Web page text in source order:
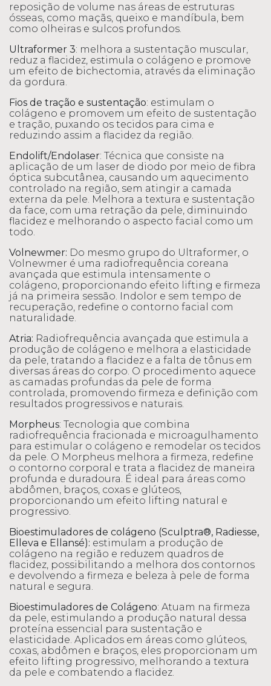
reposição de volume nas áreas de estruturas
ósseas, como maçãs, queixo e mandíbula, bem
como olheiras e sulcos profundos.
Ultraformer 3: melhora a sustentação muscular,
reduz a flacidez, estimula o colágeno e promove
um efeito de bichectomia, através da eliminação
da gordura.
Fios de tração e sustentação: estimulam o
colágeno e promovem um efeito de sustentação
e tração, puxando os tecidos para cima e
reduzindo assim a flacidez da região.
Endolift/Endolaser: Técnica que consiste na
aplicação de um laser de diodo por meio de fibra
óptica subcutânea, causando um aquecimento
controlado na região, sem atingir a camada
externa da pele. Melhora a textura e sustentação
da face, com uma retração da pele, diminuindo
flacidez e melhorando o aspecto facial como um
todo.
Volnewmer: Do mesmo grupo do Ultraformer, o
Volnewmer é uma radiofrequência coreana
avançada que estimula intensamente o
colágeno, proporcionando efeito lifting e firmeza
já na primeira sessão. Indolor e sem tempo de
recuperação, redefine o contorno facial com
naturalidade.
Atria: Radiofrequência avançada que estimula a
produção de colágeno e melhora a elasticidade
da pele, tratando a flacidez e a falta de tônus em
diversas áreas do corpo. O procedimento aquece
as camadas profundas da pele de forma
controlada, promovendo firmeza e definição com
resultados progressivos e naturais.
Morpheus: Tecnologia que combina
radiofrequência fracionada e microagulhamento
para estimular o colágeno e remodelar os tecidos
da pele. O Morpheus melhora a firmeza, redefine
o contorno corporal e trata a flacidez de maneira
profunda e duradoura. É ideal para áreas como
abdômen, braços, coxas e glúteos,
proporcionando um efeito lifting natural e
progressivo.
Bioestimuladores de colágeno (Sculptra®, Radiesse,
Elleva e Ellansé): estimulam a produção de
colágeno na região e reduzem quadros de
flacidez, possibilitando a melhora dos contornos
e devolvendo a firmeza e beleza à pele de forma
natural e segura.
Bioestimuladores de Colágeno: Atuam na firmeza
da pele, estimulando a produção natural dessa
proteína essencial para sustentação e
elasticidade. Aplicados em áreas como glúteos,
coxas, abdômen e braços, eles proporcionam um
efeito lifting progressivo, melhorando a textura
da pele e combatendo a flacidez.